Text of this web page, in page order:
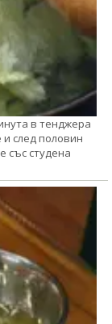
в тенджера
след половин
със студена